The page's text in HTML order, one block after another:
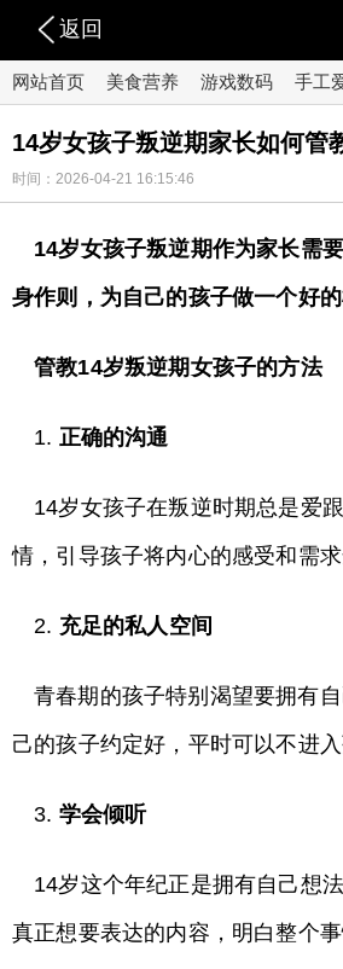
返回
网站首页 美食营养 游戏数码 手工
14岁女孩子叛逆期家长如何管
时间：2026-04-21 16:15:46
14岁女孩子叛逆期作为家长需
身作则，为自己的孩子做一个好的
管教14岁叛逆期女孩子的方法
1. 正确的沟通
14岁女孩子在叛逆时期总是爱
情，引导孩子将内心的感受和需求
2. 充足的私人空间
青春期的孩子特别渴望要拥有
己的孩子约定好，平时可以不进
3. 学会倾听
14岁这个年纪正是拥有自己想
真正想要表达的内容，明白整个